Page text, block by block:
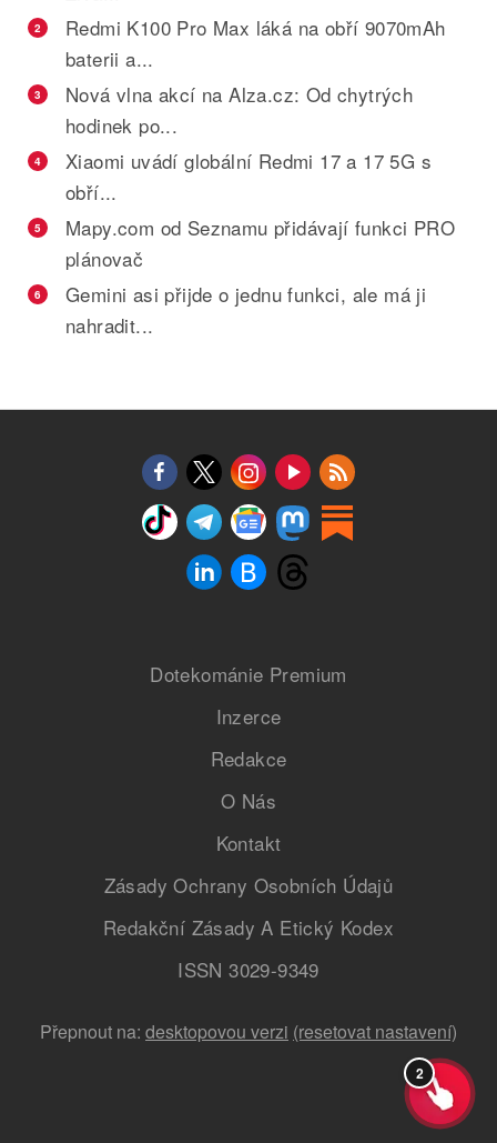
2
Redmi K100 Pro Max láká na obří 9070mAh
baterii a...
3
Nová vlna akcí na Alza.cz: Od chytrých
hodinek po...
4
Xiaomi uvádí globální Redmi 17 a 17 5G s
obří...
5
Mapy.com od Seznamu přidávají funkci PRO
plánovač
6
Gemini asi přijde o jednu funkci, ale má ji
nahradit...
Dotekománie Premium
Inzerce
Redakce
O Nás
Kontakt
Zásady Ochrany Osobních Údajů
Redakční Zásady A Etický Kodex
ISSN 3029-9349
Přepnout na: desktopovou verzi (resetovat nastavení)
2